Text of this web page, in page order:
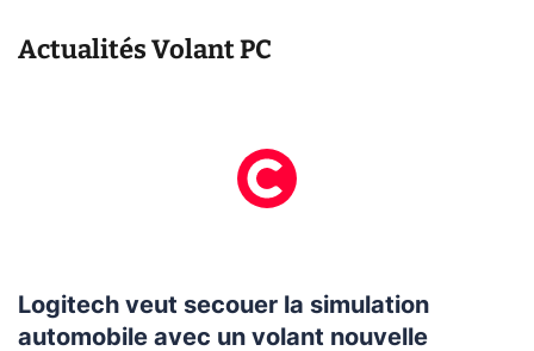
ActualitésVolant PC
Logitech veut secouer la simulation
automobile avec un volant nouvelle